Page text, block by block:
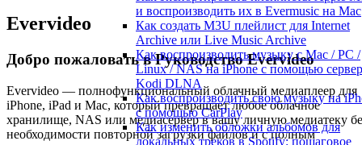
и воспроизводить их в Evermusic на Mac
Как создать M3U плейлист для Internet
Archive или Live Music Archive
Как воспроизводить музыку с Mac / PC /
Linux / NAS на iPhone с помощью
Kodi DLNA
Как воспроизводить свою музыку на
с помощью CarPlay
Как изменить обложки альбомов для
локальных треков в Spotify: пошаговое
Evervideo
Добро пожаловать в Руководство Evervideo
Evervideo — полнофункциональный облачный медиаплеер для
iPhone, iPad и Mac, который превращает любое облачное
хранилище, NAS или медиасервер в вашу личную медиатеку
необходимости повторной загрузки файлов и с полным